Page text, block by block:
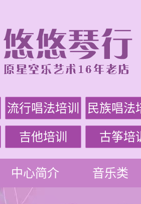
流行唱法培训 民族唱法
吉他培训 古筝培
中心简介 音乐类